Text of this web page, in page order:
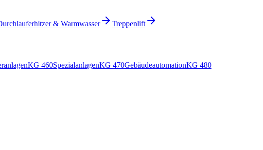
& Warmwasser Treppenlift
KG 460SpezialanlagenKG 470GebäudeautomationKG 480